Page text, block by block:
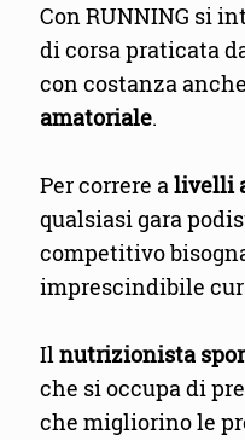
Con RUNNING si
di corsa praticata
con costanza
amatoriale.
Per correre alivelli
qualsiasi gara
competitivo
imprescindibile
Ilnutrizionista
che si occupa di
che migliorino le